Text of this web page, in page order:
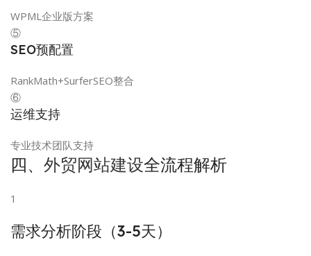
WPML企业版方案
⑤
SEO预配置
RankMath+SurferSEO整合
⑥
运维支持
专业技术团队支持
四、 外贸网站建设全流程解析
1
需求分析阶段（3-5天）